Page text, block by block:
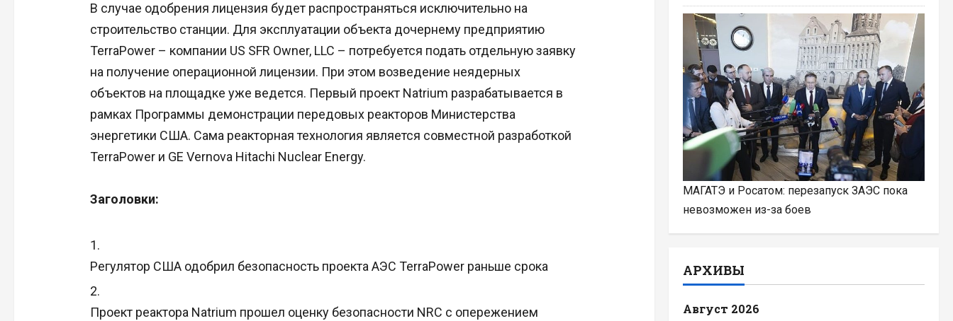
В случае одобрения лицензия будет распространяться исключительно на
строительство станции. Для эксплуатации объекта дочернему предприятию
TerraPower – компании US SFR Owner, LLC – потребуется подать отдельную заявку
на получение операционной лицензии. При этом возведение неядерных
объектов на площадке уже ведется. Первый проект Natrium разрабатывается в
рамках Программы демонстрации передовых реакторов Министерства
энергетики США. Сама реакторная технология является совместной разработкой
TerraPower и GE Vernova Hitachi Nuclear Energy.
Заголовки:
Регулятор США одобрил безопасность проекта АЭС TerraPower раньше срока
Проект реактора Natrium прошел оценку безопасности NRC с опережением
МАГАТЭ и Росатом: перезапуск ЗАЭС пока
невозможен из-за боев
АРХИВЫ
Август 2026